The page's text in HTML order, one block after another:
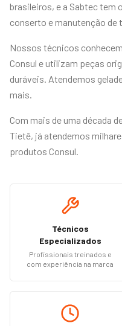
brasileiros, e a Sabtec tem
conserto e manutenção de
Nossos técnicos
Consul e utilizam peças
duráveis. Atendemos
mais.
Com mais de uma década
Tietê, já atendemos
produtos Consul.
Técnicos
Especializados
Profissionais treinados e
com experiência na marca